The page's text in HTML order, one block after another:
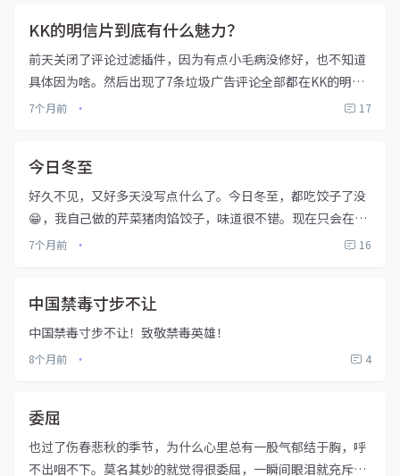
KK的明信片到底有什么魅力？
前天关闭了评论过滤插件，因为有点小毛病没修好，也不知道
具体因为啥。然后出现了7条垃圾广告评论全部都在KK的明信
片这篇博文中。
7个月前 • 17
今日冬至
好久不见，又好多天没写点什么了。今日冬至，都吃饺子了没
😁，我自己做的芹菜猪肉馅饺子，味道很不错。现在只会在一
个人做饭的时候感觉心情格外平静，自己剁馅、调味、和面、
7个月前 • 16
中国禁毒寸步不让
中国禁毒寸步不让！致敬禁毒英雄！
8个月前 • 4
委屈
也过了伤春悲秋的季节，为什么心里总有一股气郁结于胸，呼
不出咽不下。莫名其妙的就觉得很委屈，一瞬间眼泪就充斥了